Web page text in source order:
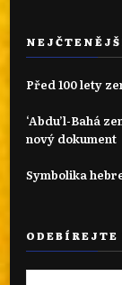
Před 100 lety
‘Abdu’l-Bahá
nový dokument
Symbolika